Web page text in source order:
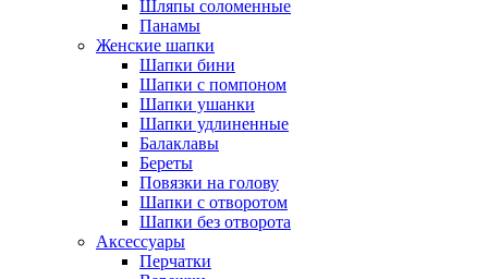
Шляпы соломенные
Панамы
Женские шапки
Шапки бини
Шапки с помпоном
Шапки ушанки
Шапки удлиненные
Балаклавы
Береты
Повязки на голову
Шапки с отворотом
Шапки без отворота
Аксессуары
Перчатки